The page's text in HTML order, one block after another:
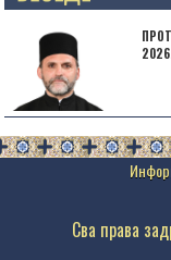
Сва права